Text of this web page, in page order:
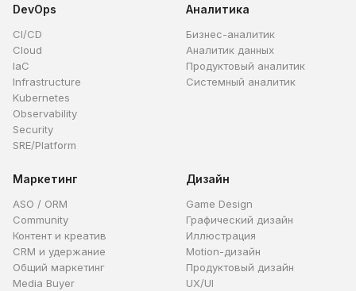
DevOps
CI/CD
Cloud
IaC
Infrastructure
Kubernetes
Observability
Security
SRE/Platform
Аналитика
Бизнес-аналитик
Аналитик данных
Продуктовый аналитик
Системный аналитик
Маркетинг
ASO / ORM
Community
Контент и креатив
CRM и удержание
Общий маркетинг
Media Buyer
Дизайн
Game Design
Графический дизайн
Иллюстрация
Motion-дизайн
Продуктовый дизайн
UX/UI